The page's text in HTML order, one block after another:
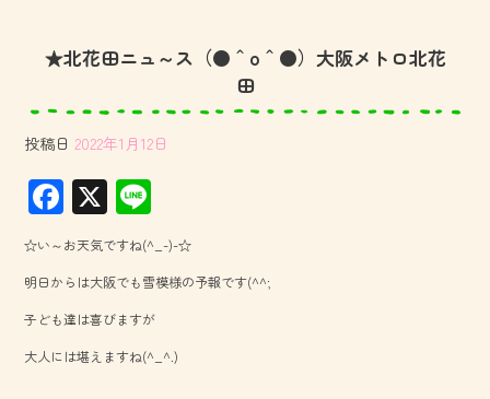
★北花田ニュ～ス（●＾o＾●）大阪メトロ北花
田
投稿日 2022年1月12日
F
ac
e
b
o
ok
X
ne
☆い～お天気ですね(^_-)-☆
明日からは大阪でも雪模様の予報です(^^;
子ども達は喜びますが
大人には堪えますね(^_^.)